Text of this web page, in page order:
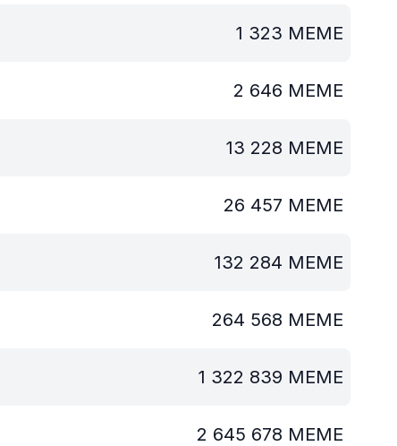
1 323 MEME
2 646 MEME
13 228 MEME
26 457 MEME
132 284 MEME
264 568 MEME
1 322 839 MEME
2 645 678 MEME